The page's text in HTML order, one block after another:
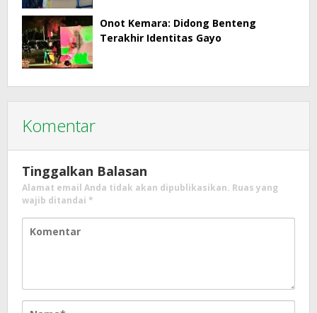
Onot Kemara: Didong Benteng
Terakhir Identitas Gayo
Komentar
Tinggalkan Balasan
Alamat email Anda tidak akan dipublikasikan. Ruas yang
wajib ditandai *